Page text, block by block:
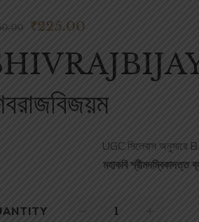
₹225.00
UGC সিলেবাস অনুসারে
মহাকবি শ্রীমদম্বিকাদত্ত